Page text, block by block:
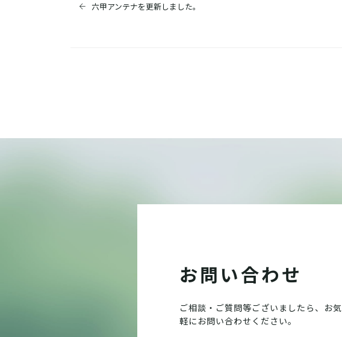
六甲アンテナを更新しました。
お問い合わせ
ご相談・ご質問等ございましたら、お気
軽にお問い合わせください。